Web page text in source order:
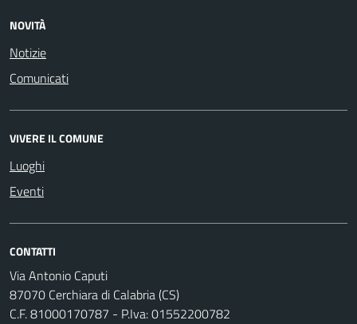
NOVITÀ
Notizie
Comunicati
VIVERE IL COMUNE
Luoghi
Eventi
CONTATTI
Via Antonio Caputi
87070 Cerchiara di Calabria (CS)
C.F. 81000170787 - P.Iva: 01552200782